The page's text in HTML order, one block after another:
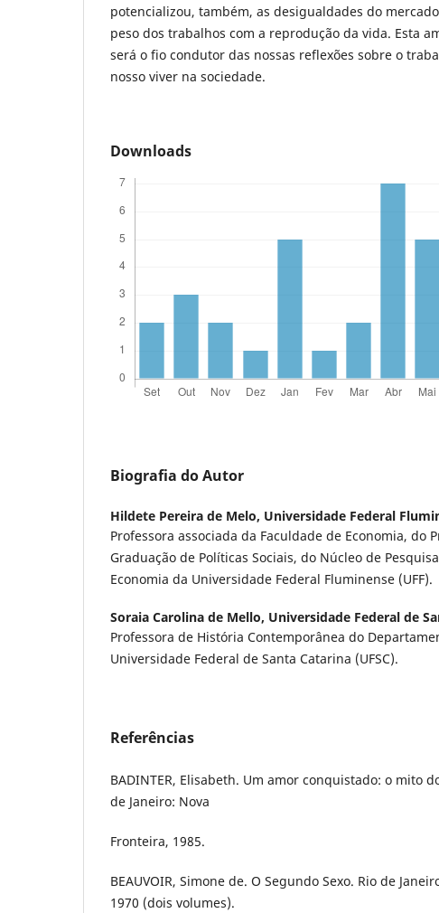
potencializou, também, as desigualdades do
peso dos trabalhos com a reprodução da vida. Esta
será o fio condutor das nossas reflexões sobre o
nosso viver na sociedade.
Downloads
Biografia do Autor
Hildete Pereira de Melo, Universidade Federal
Professora associada da Faculdade de Economia, do
Graduação de Políticas Sociais, do Núcleo de
Economia da Universidade Federal Fluminense (UFF).
Soraia Carolina de Mello, Universidade Federal de
Professora de História Contemporânea do
Universidade Federal de Santa Catarina (UFSC).
Referências
BADINTER, Elisabeth. Um amor conquistado: o mito
de Janeiro: Nova
Fronteira, 1985.
BEAUVOIR, Simone de. O Segundo Sexo. Rio de
1970 (dois volumes).